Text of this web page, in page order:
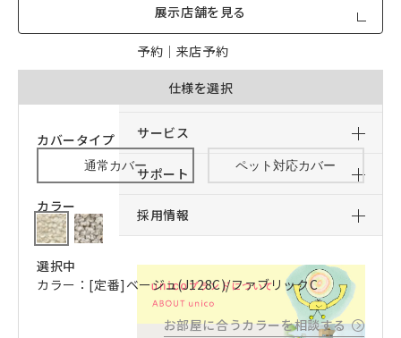
予約｜オンライン接客予約
予約｜来店予約
おすすめコンテンツ
サービス
サポート
採用情報
展示店舗を見る
仕様を選択
カバータイプ
通常カバー ペット対応カバー
カラー
選択中
カラー：[定番]ベージュ(J128C)/ファブリックC
お部屋に合うカラーを相談する